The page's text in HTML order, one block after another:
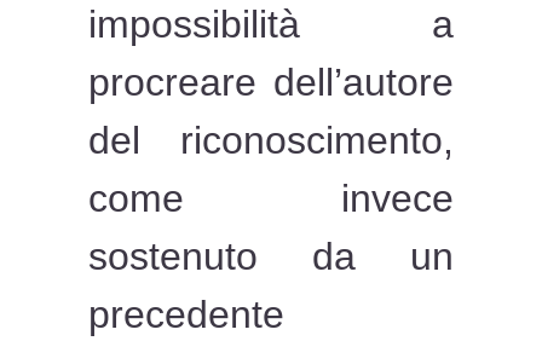
impossibilità a
procreare dell’autore
del riconoscimento,
come invece
sostenuto da un
precedente